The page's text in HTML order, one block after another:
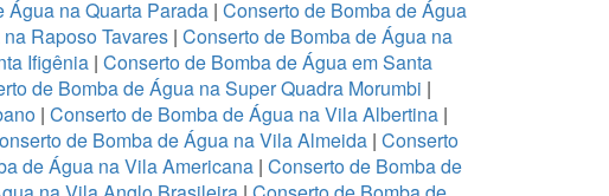
na Quarta Parada| Conserto de Bomba de Água
Raposo Tavares | Conserto de Bomba de Água na
Ifigênia | Conserto de Bomba de Água em Santa
de Bomba de Água na Super Quadra Morumbi |
| Conserto de Bomba de Água na Vila Albertina|
de Bomba de Água na Vila Almeida | Conserto
de Água na Vila Americana | Conserto de Bomba de